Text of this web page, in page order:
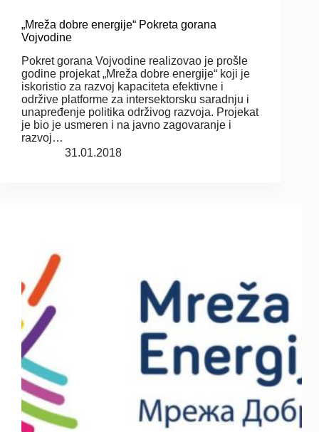
„Mreža dobre energije“ Pokreta gorana
Vojvodine
Pokret gorana Vojvodine realizovao je prošle
godine projekat „Mreža dobre energije“ koji je
iskoristio za razvoj kapaciteta efektivne i
održive platforme za intersektorsku saradnju i
unapređenje politika održivog razvoja. Projekat
je bio je usmeren i na javno zagovaranje i
razvoj…
31.01.2018